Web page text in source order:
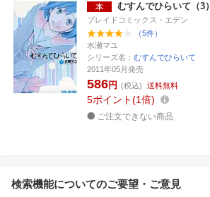
むすんでひらいて（3）
ブレイドコミックス・エデン
（5件）
水瀬マユ
シリーズ名： むすんでひらいて
2011年05月発売
586円 (税込) 送料無料
5ポイント 1倍
ご注文できない商品
検索機能についてのご要望・ご意見